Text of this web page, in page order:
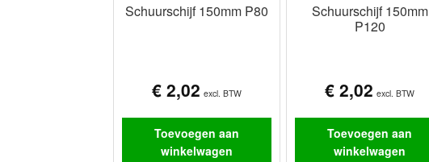
Schuurschijf 150mm P80
€ 2,02 excl. BTW
Toevoegen aan
winkelwagen
Schuurschijf 150mm
P120
€ 2,02 excl. BTW
Toevoegen aan
winkelwagen